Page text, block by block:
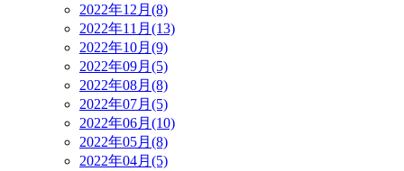
2022年12月(8)
2022年11月(13)
2022年10月(9)
2022年09月(5)
2022年08月(8)
2022年07月(5)
2022年06月(10)
2022年05月(8)
2022年04月(5)